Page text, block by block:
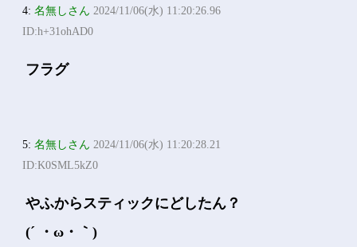
4:名無しさん 2024/11/06(水) 11:20:26.96
ID:h+31ohAD0
フラグ
5:名無しさん 2024/11/06(水) 11:20:28.21
ID:K0SML5kZ0
やふからスティックにどしたん？
(´ ・ω・｀)